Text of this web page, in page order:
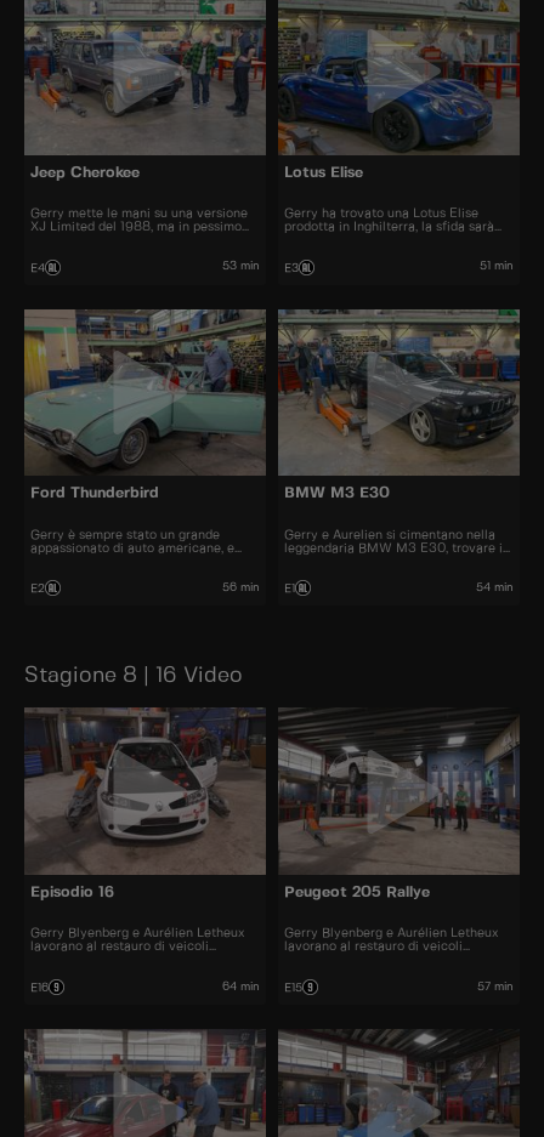
Jeep Cherokee
Gerry mette le mani su una versione
XJ Limited del 1988, ma in pessimo
E4 53 min
Lotus Elise
Gerry ha trovato una Lotus Elise
prodotta in Inghilterra, la sfida sarà
E3 51 min
Ford Thunderbird
Gerry è sempre stato un grande
appassionato di auto americane, e
E2 56 min
BMW M3 E30
Gerry e Aurelien si cimentano nella
leggendaria BMW M3 E30, trovare i
E1 54 min
Stagione 8 | 16 Video
Episodio 16
Gerry Blyenberg e Aurélien Letheux
lavorano al restauro di veicoli
E16 64 min
Peugeot 205 Rallye
Gerry Blyenberg e Aurélien Letheux
lavorano al restauro di veicoli
E15 57 min